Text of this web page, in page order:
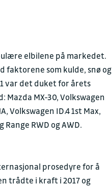
elbilene på markedet.
faktorene som kulde, snø og
var det duket for årets
Mazda MX-30, Volkswagen
, Volkswagen ID.4 1st Max,
RWD og AWD.
prosedyre for å
trådte i kraft i 2017 og